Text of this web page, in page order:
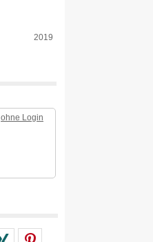
2019
ohne Login